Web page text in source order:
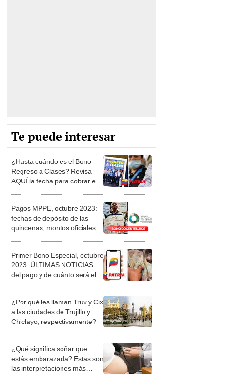
Te puede interesar
¿Hasta cuándo es el Bono
Regreso a Clases? Revisa
AQUÍ la fecha para cobrar el
Pagos MPPE, octubre 2023:
fechas de depósito de las
quincenas, montos oficiales y
Primer Bono Especial, octubre
2023: ÚLTIMAS NOTICIAS
del pago y de cuánto será el
¿Por qué les llaman Trux y Cix
a las ciudades de Trujillo y
Chiclayo, respectivamente?
¿Qué significa soñar que
estás embarazada? Estas son
las interpretaciones más